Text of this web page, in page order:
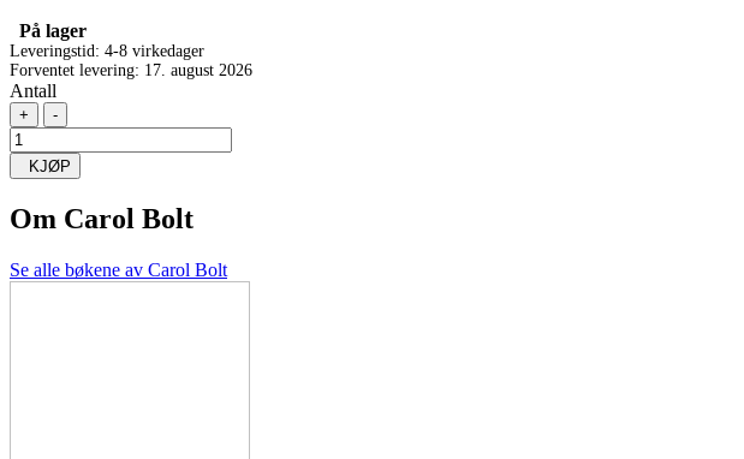
På lager
Leveringstid: 4-8 virkedager
Forventet levering: 17. august 2026
Antall
+ -
KJØP
Om Carol Bolt
Se alle bøkene av Carol Bolt